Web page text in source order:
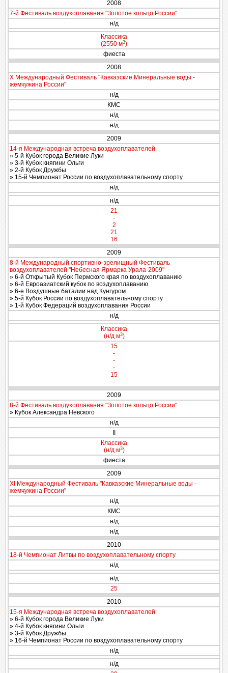
2008
7-й Фестиваль воздухоплавания "Золотое кольцо России"
н/д
Классика
(2550 м3)
фиеста
2008
X Международный Фестиваль "Кавказские Минеральные воды -
жемчужина России"
н/д
КМС
н/д
н/д
2009
14-я Международная встреча воздухоплавателей
» 5-й Кубок города Великие Луки
» 3-й Кубок княгини Ольги
» 2-й Кубок Дружбы
» 15-й Чемпионат России по воздухоплавательному спорту
н/д
н/д
21
-
2
21
16
2009
8-й Международный спортивно-зрелищный Фестиваль
воздухоплавателей "Небесная Ярмарка Урала-2009"
» 6-й Открытый Кубок Пермского края по воздухоплаванию
» 6-й Евроазиатский кубок по воздухоплаванию
» 6-е Воздушные баталии над Кунгуром
» 5-й Кубок России по воздухоплавательному спорту
» 1-й Кубок Федераций воздухоплавания России
н/д
Классика
(н/д м3)
15
-
-
-
15
-
2009
8-й Фестиваль воздухоплавания "Золотое кольцо России"
» Кубок Александра Невского
н/д
Классика
(н/д м3)
фиеста
2009
XI Международный Фестиваль "Кавказские Минеральные воды -
жемчужина России"
н/д
КМС
н/д
н/д
2010
18-й Чемпионат Литвы по воздухоплавательному спорту
н/д
н/д
25
2010
15-я Международная встреча воздухоплавателей
» 6-й Кубок города Великие Луки
» 4-й Кубок княгини Ольги
» 3-й Кубок Дружбы
» 16-й Чемпионат России по воздухоплавательному спорту
н/д
н/д